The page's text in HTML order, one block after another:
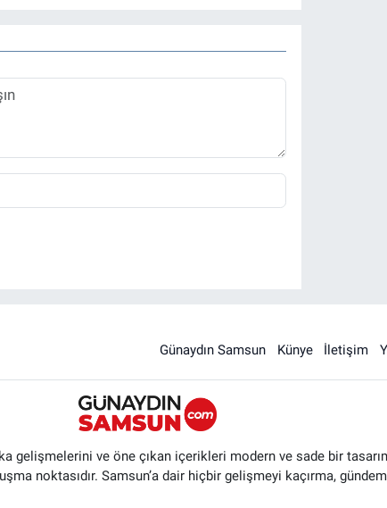
Günaydın Samsun Künye İletişim
gelişmelerini ve öne çıkan içerikleri modern ve sade bir
noktasıdır. Samsun’a dair hiçbir gelişmeyi kaçırma,